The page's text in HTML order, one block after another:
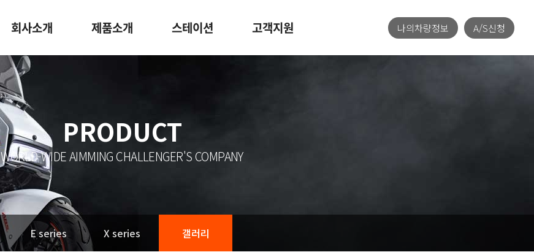
회사소개 제품소개 스테이션 고객지원 나의차량정보 A/S신청
PRODUCT
WORLD-WIDE AIMMING CHALLENGER'S COMPANY
E series X series 갤러리